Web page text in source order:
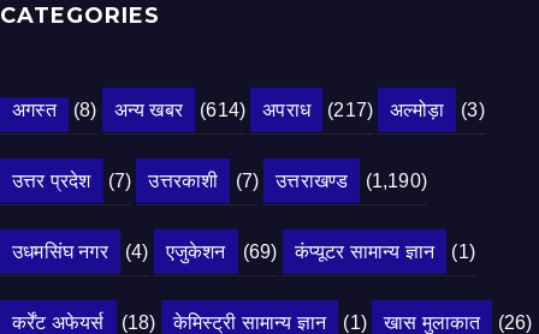
CATEGORIES
अगस्त (8) अन्य खबर (614) अपराध (217) अल्मोड़ा (3)
उत्तर प्रदेश (7) उत्तरकाशी (7) उत्तराखण्ड (1,190)
उधमसिंघ नगर (4) एजुकेशन (69) कंप्यूटर सामान्य ज्ञान (1)
कर्रेंट अफेयर्स (18) केमिस्ट्री सामान्य ज्ञान (1) खास मुलाकात (26)